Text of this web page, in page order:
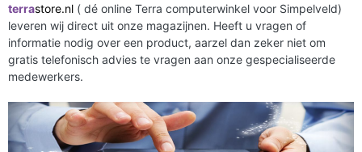
terrastore.nl ( dé online Terra computerwinkel voor Simpelveld)
leveren wij direct uit onze magazijnen. Heeft u vragen of
informatie nodig over een product, aarzel dan zeker niet om
gratis telefonisch advies te vragen aan onze gespecialiseerde
medewerkers.